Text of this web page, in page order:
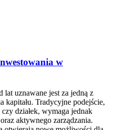
w
uznawane jest za jedną z
Tradycyjne podejście,
działek, wymaga jednak
aktywnego zarządzania.